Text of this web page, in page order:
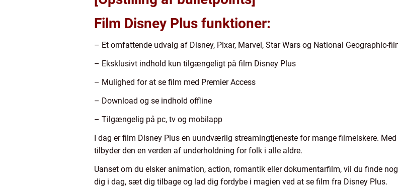
Film Disney Plus funktioner:
– Et omfattende udvalg af Disney, Pixar, Marvel, Star Wars og National Geographic-
– Eksklusivt indhold kun tilgængeligt på film Disney Plus
– Mulighed for at se film med Premier Access
– Download og se indhold offline
– Tilgængelig på pc, tv og mobilapp
I dag er film Disney Plus en uundværlig streamingtjeneste for mange filmelskere.
tilbyder den en verden af underholdning for folk i alle aldre.
Uanset om du elsker animation, action, romantik eller dokumentarfilm, vil du finde
dig i dag, sæt dig tilbage og lad dig fordybe i magien ved at se film fra Disney Plus.